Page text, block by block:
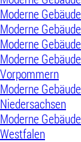
Moderne
Moderne
Moderne
Moderne
Vorpommern
Moderne
Niedersachsen
Moderne
Westfalen